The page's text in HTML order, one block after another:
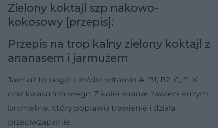
Zielony koktajl szpinakowo-
kokosowy [przepis]:
Przepis na tropikalny zielony koktajl z
ananasem i jarmużem
Jarmuż to bogate źródło witamin A, B1, B2, C, E, K
oraz kwasu foliowego. Z kolei ananas zawiera enzym
bromelinę, który poprawia trawienie i działa
przeciwzapalnie.